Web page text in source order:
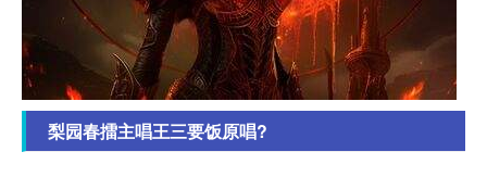
梨园春擂主唱王三要饭原唱?